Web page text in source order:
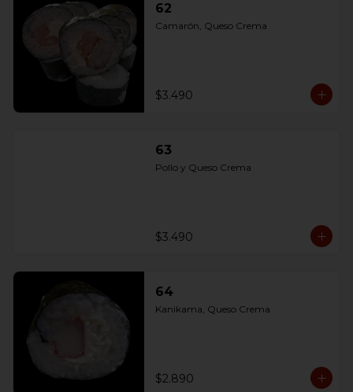
62
Camarón, Queso Crema
$3.490
63
Pollo y Queso Crema
$3.490
64
Kanikama, Queso Crema
$2.890